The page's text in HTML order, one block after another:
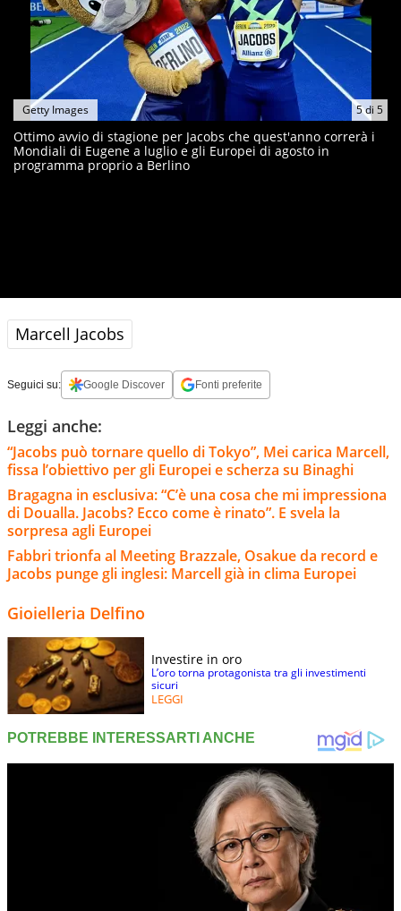
5di 5
Getty Images
Ottimo avvio di stagione per Jacobs che quest'anno correrà i
Mondiali di Eugene a luglio e gli Europei di agosto in
programma proprio a Berlino
Marcell Jacobs
Seguici su: Google Discover Fonti preferite
Leggi anche:
“Jacobs può tornare quello di Tokyo”, Mei carica Marcell,
fissa l’obiettivo per gli Europei e scherza su Binaghi
Bragagna in esclusiva: “C’è una cosa che mi impressiona
di Doualla. Jacobs? Ecco come è rinato”. E svela la
sorpresa agli Europei
Fabbri trionfa al Meeting Brazzale, Osakue da record e
Jacobs punge gli inglesi: Marcell già in clima Europei
Gioielleria Delfino
Investire in oro
L’oro torna protagonista tra gli investimenti
sicuri
LEGGI